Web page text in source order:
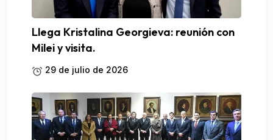
Llega Kristalina Georgieva: reunión con
Milei y visita.
29 de julio de 2026